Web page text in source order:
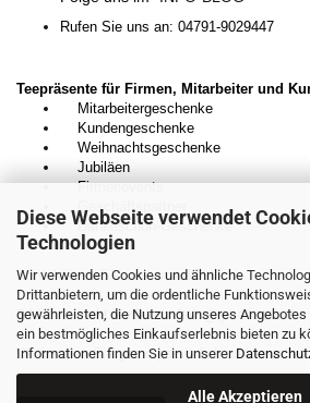
Diese Webseite verwendet
Technologien
Wir verwenden Cookies und ähnliche
Drittanbietern, um die ordentliche
gewährleisten, die Nutzung unseres
ein bestmögliches Einkaufserlebnis bieten zu
Informationen finden Sie in unserer
Alle Akzeptieren
Rufen Sie uns an: 04791-9029447
Teepräsente für Firmen, Mitarbeiter und
Mitarbeitergeschenke
Kundengeschenke
Weihnachtsgeschenke
Jubiläen
Firmenevents
Geschäftspartner
Dankeschön-Geschenke
Kontaktieren Sie uns unverbindlich:
E-Mail:kontakt.teedesnordens@gmail.com
Wir beraten Sie gerne persönlich und erstellen